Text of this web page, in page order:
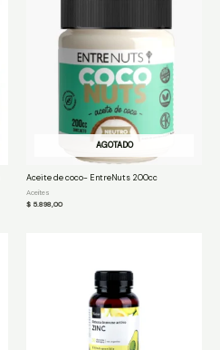
AGOTADO
Aceite de coco- EntreNuts 200cc
Aceites
$ 5.898,00